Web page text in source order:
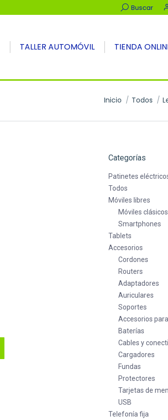
Buscar:
Buscar
TALLER AUTOMÓVIL TIENDA
Estás aquí:
Inicio Todos
Categorías
Patinetes
Todos
Móviles libres
Móviles clásicos
Smartphones
Tablets
Accesorios
Cordones
Routers
Adaptadores
Auriculares
Soportes
Accesorios
Baterías
Cables y
Cargadores
Fundas
Protectores
Tarjetas de
USB
Telefonía fija